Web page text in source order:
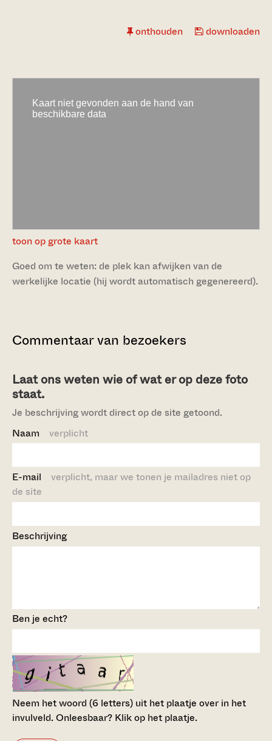
onthouden downloaden
toon op grote kaart
Goed om te weten: de plek kan afwijken van de
werkelijke locatie (hij wordt automatisch gegenereerd).
Commentaar van bezoekers
Laat ons weten wie of wat er op deze foto
staat.
Je beschrijving wordt direct op de site getoond.
Naam verplicht
E-mail verplicht, maar we tonen je mailadres niet op
de site
Beschrijving
Ben je echt?
Neem het woord (6 letters) uit het plaatje over in het
invulveld.Onleesbaar? Klik op het plaatje.